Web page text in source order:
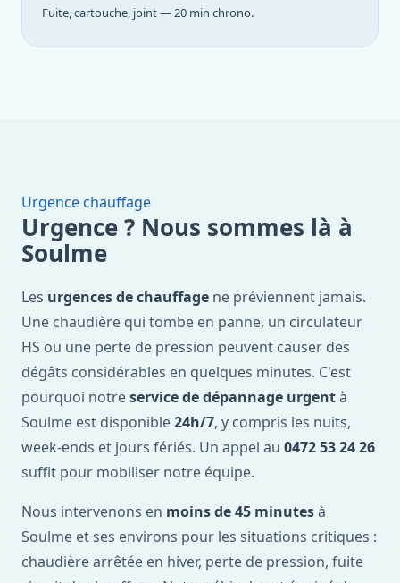
Fuite, cartouche, joint — 20 min chrono.
Urgence chauffage
Urgence ? Nous sommes là à
Soulme
Les urgences de chauffage ne préviennent jamais.
Une chaudière qui tombe en panne, un circulateur
HS ou une perte de pression peuvent causer des
dégâts considérables en quelques minutes. C'est
pourquoi notreservice de dépannage urgentà
Soulme est disponible24h/7, y compris les nuits,
week-ends et jours fériés. Un appel au 0472 53 24 26
suffit pour mobiliser notre équipe.
Nous intervenons en moins de 45 minutesà
Soulme et ses environs pour les situations critiques :
chaudière arrêtée en hiver, perte de pression, fuite